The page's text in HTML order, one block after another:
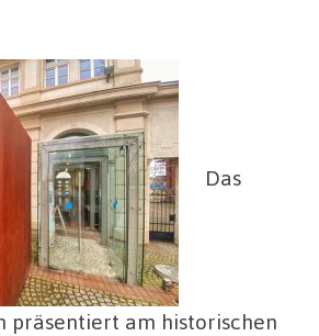
Das
präsentiert am historischen